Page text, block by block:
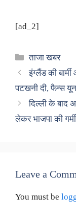
[ad_2]
Categories
ताजा खबर
इंग्लैंड की बार्मी
पटखनी दी, फैन्स
दिल्ली के बाद
लेकर भाजपा की
Leave a
You must be